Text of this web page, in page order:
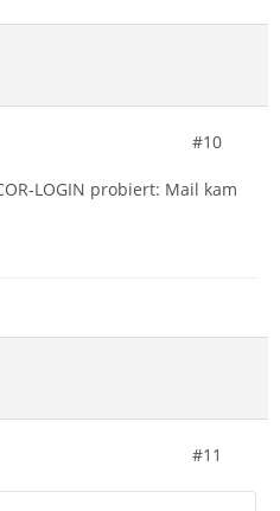
#10
LOGIN probiert: Mail kam
#11